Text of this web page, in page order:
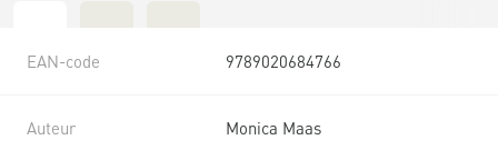
EAN-code 9789020684766
Auteur Monica Maas